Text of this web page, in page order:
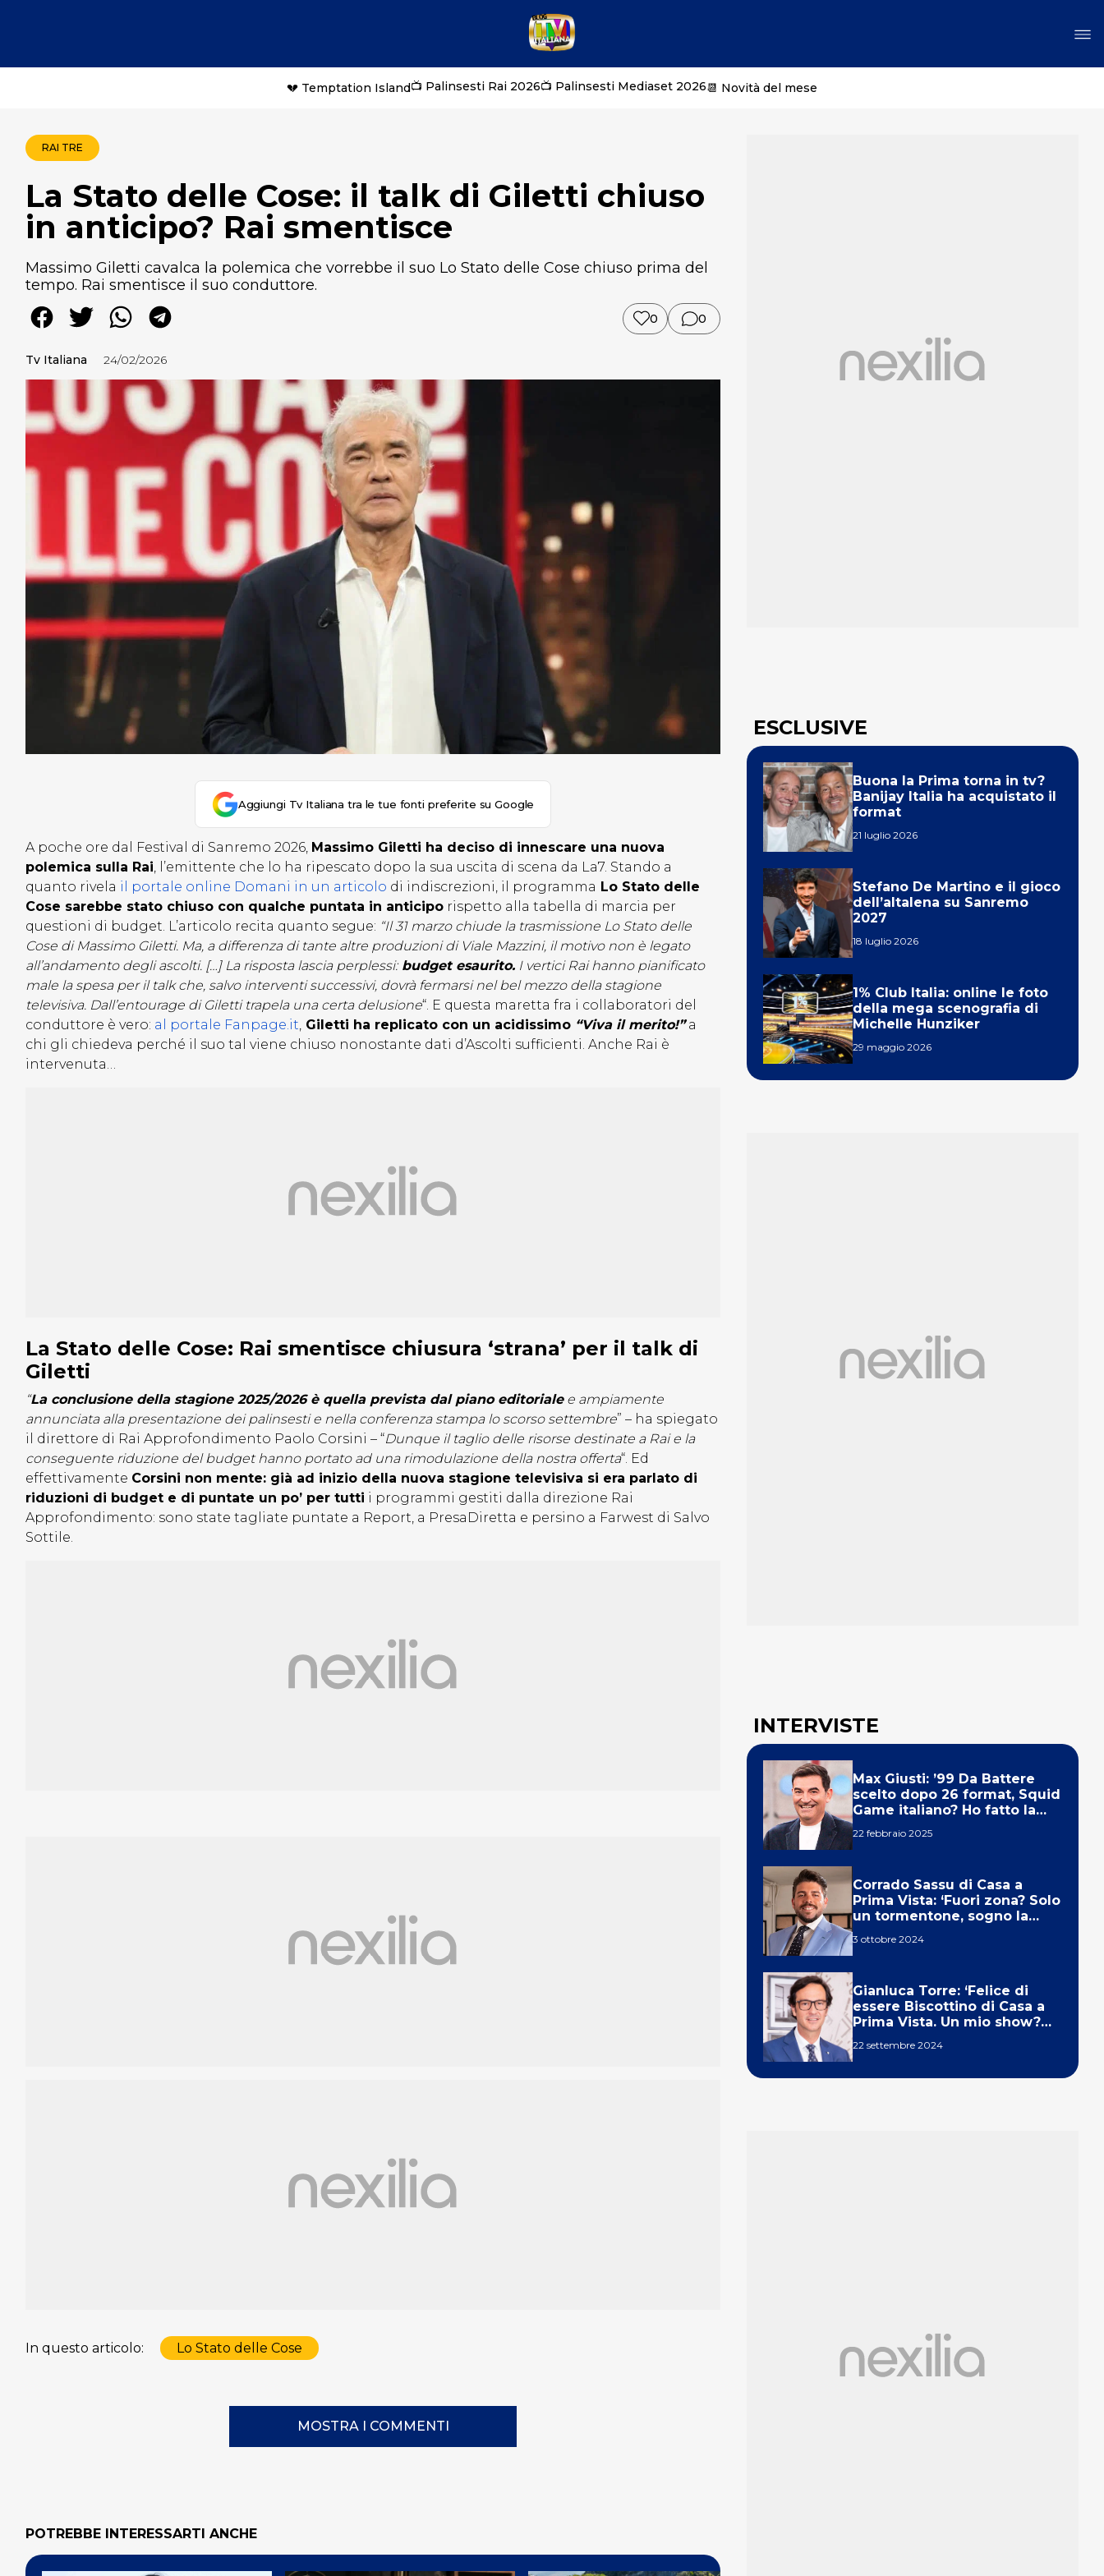
💔 Temptation Island📺 Palinsesti Rai 2026📺 Palinsesti Mediaset 2026📆 Novità del mese
RAI TRE
La Stato delle Cose: il talk di Giletti chiuso
in anticipo? Rai smentisce
Massimo Giletti cavalca la polemica che vorrebbe il suo Lo Stato delle Cose chiuso prima del
tempo. Rai smentisce il suo conduttore.
0 0
Tv Italiana 24/02/2026
Aggiungi Tv Italiana tra le tue fonti preferite su Google
A poche ore dal Festival di Sanremo 2026, Massimo Giletti ha deciso di innescare una nuova
polemica sulla Rai , l’emittente che lo ha ripescato dopo la sua uscita di scena da La7. Stando a
quanto rivela il portale online Domani in un articolo di indiscrezioni, il programma Lo Stato delle
Cose sarebbe stato chiuso con qualche puntata in anticipo rispetto alla tabella di marcia per
questioni di budget. L’articolo recita quanto segue: “Il 31 marzo chiude la trasmissione Lo Stato delle
Cose di Massimo Giletti. Ma, a differenza di tante altre produzioni di Viale Mazzini, il motivo non è legato
all’andamento degli ascolti. […] La risposta lascia perplessi:budget esaurito. I vertici Rai hanno pianificato
male la spesa per il talk che, salvo interventi successivi, dovrà fermarsi nel bel mezzo della stagione
televisiva. Dall’entourage di Giletti trapela una certa delusione“. E questa maretta fra i collaboratori del
conduttore è vero: al portale Fanpage.it Giletti ha replicato con un acidissimo “Viva il merito!”a
chi gli chiedeva perché il suo tal viene chiuso nonostante dati d’Ascolti sufficienti. Anche Rai è
intervenuta…
La Stato delle Cose: Rai smentisce chiusura ‘strana’ per il talk di
Giletti
“La conclusione della stagione 2025/2026 è quella prevista dal piano editorialee ampiamente
annunciata alla presentazione dei palinsesti e nella conferenza stampa lo scorso settembre” – ha spiegato
il direttore di Rai Approfondimento Paolo Corsini – “Dunque il taglio delle risorse destinate a Rai e la
conseguente riduzione del budget hanno portato ad una rimodulazione della nostra offerta“. Ed
effettivamente Corsini non mente: già ad inizio della nuova stagione televisiva si era parlato di
riduzioni di budget e di puntate un po’ per tutti i programmi gestiti dalla direzione Rai
Approfondimento: sono state tagliate puntate a Report, a PresaDiretta e persino a Farwest di Salvo
Sottile.
In questo articolo: Lo Stato delle Cose
MOSTRA I COMMENTI
POTREBBE INTERESSARTI ANCHE
ESCLUSIVE
Buona la Prima torna in tv?
Banijay Italia ha acquistato il
format
21 luglio 2026
Stefano De Martino e il gioco
dell’altalena su Sanremo
2027
18 luglio 2026
1% Club Italia: online le foto
della mega scenografia di
Michelle Hunziker
29 maggio 2026
INTERVISTE
Max Giusti: ’99 Da Battere
scelto dopo 26 format, Squid
Game italiano? Ho fatto la
22 febbraio 2025
Corrado Sassu di Casa a
Prima Vista: ‘Fuori zona? Solo
un tormentone, sogno la
3 ottobre 2024
Gianluca Torre: ‘Felice di
essere Biscottino di Casa a
Prima Vista. Un mio show?
22 settembre 2024